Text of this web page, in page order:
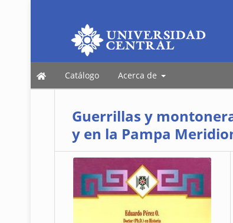
Catálogo Acerca de
Guerrillas y
y en la Pampa